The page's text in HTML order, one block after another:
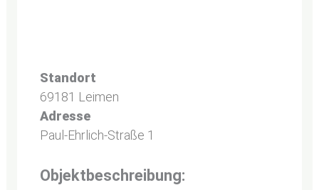
Standort
69181 Leimen
Adresse
Paul-Ehrlich-Straße 1
Objektbeschreibung: